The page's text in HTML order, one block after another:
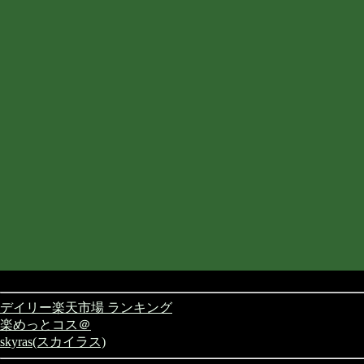
デイリー楽天市場 ランキング
楽めっとコス＠
skyras(スカイラス)